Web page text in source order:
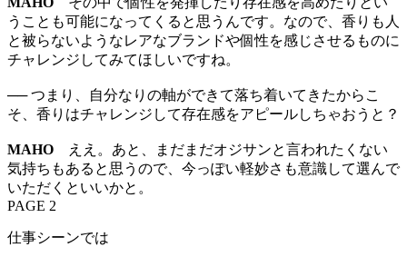
うことも可能になってくると思うんです。なので、香りも人
と被らないようなレアなブランドや個性を感じさせるものに
チャレンジしてみてほしいですね。
── つまり、自分なりの軸ができて落ち着いてきたからこ
そ、香りはチャレンジして存在感をアピールしちゃおうと？
MAHO ええ。あと、まだまだオジサンと言われたくない
気持ちもあると思うので、今っぽい軽妙さも意識して選んで
いただくといいかと。
PAGE 2
仕事シーンでは